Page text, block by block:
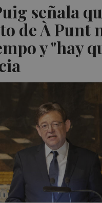
señala
de À Punt
y "hay